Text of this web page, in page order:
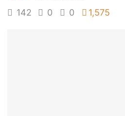
142 0 0 1,575